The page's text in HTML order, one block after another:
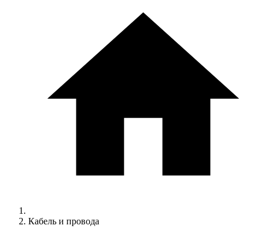
Кабель и провода